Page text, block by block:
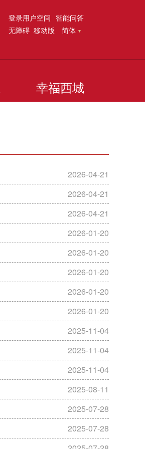
登录用户空间 智能问答
无障碍 移动版 简体
幸福西城
2026-04-21
2026-04-21
2026-04-21
2026-01-20
2026-01-20
2026-01-20
2026-01-20
2026-01-20
2025-11-04
2025-11-04
2025-11-04
2025-08-11
2025-07-28
2025-07-28